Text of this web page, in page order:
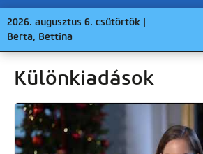
2026. augusztus 6. csütörtök |
Berta, Bettina
Különkiadások